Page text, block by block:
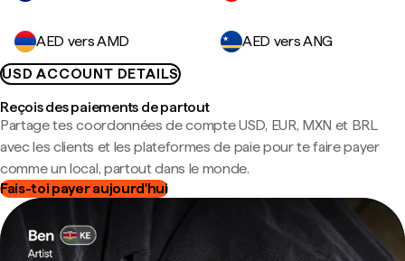
AED vers AMD
AED vers ANG
USD ACCOUNT DETAILS
Reçois des paiements de partout
Partage tes coordonnées de compte USD, EUR, MXN et BRL
avec les clients et les plateformes de paie pour te faire payer
comme un local, partout dans le monde.
Fais-toi payer aujourd'hui